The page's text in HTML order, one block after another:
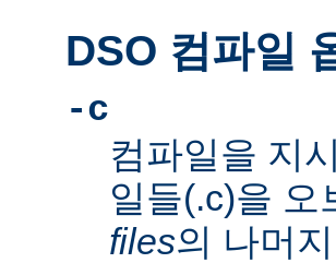
DSO 컴파일
-c
컴파일을 지
일들(.c)을 오
files의 나머